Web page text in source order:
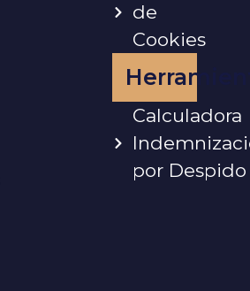
de
Cookies
Calculadora
por Despido